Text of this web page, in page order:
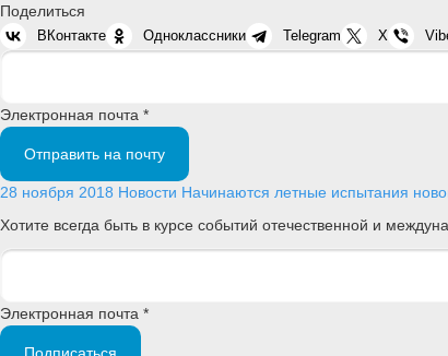
Поделиться
ВКонтакте Одноклассники Telegram X
Электронная почта *
Отправить на почту
28 ноября 2018 Новости Начинаются летные испытания
Хотите всегда быть в курсе событий отечественной и
Электронная почта *